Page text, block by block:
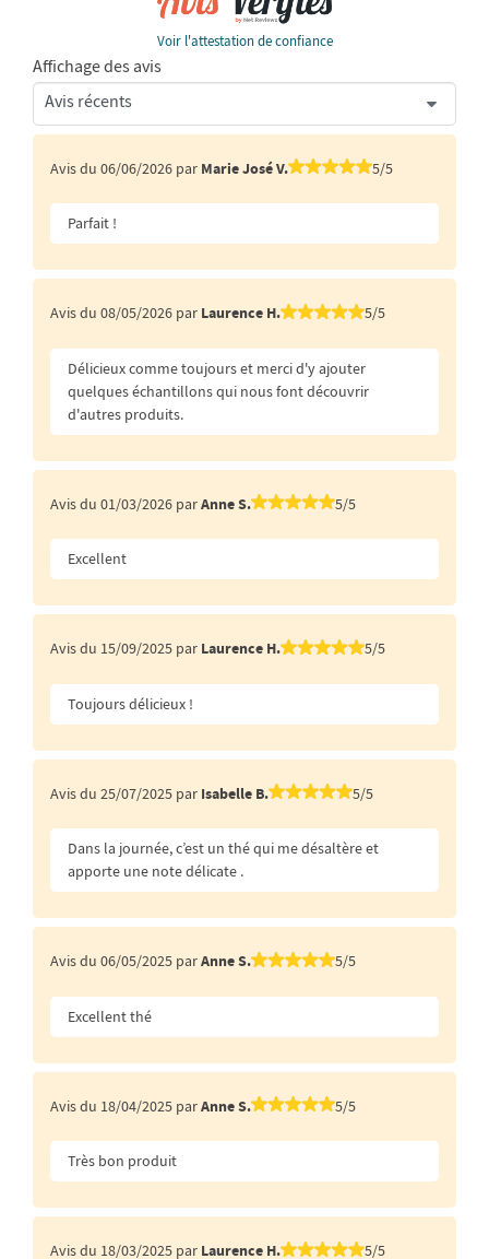
Voir l'attestation de confiance
Affichage des avis
Avis du 06/06/2026 par Marie José V. 5/5
Parfait !
Avis du 08/05/2026 par Laurence H. 5/5
Délicieux comme toujours et merci d'y ajouter
quelques échantillons qui nous font découvrir
d'autres produits.
Avis du 01/03/2026 parAnne S. 5/5
Excellent
Avis du 15/09/2025 par Laurence H. 5/5
Toujours délicieux !
Avis du 25/07/2025 par Isabelle B. 5/5
Dans la journée, c’est un thé qui me désaltère et
apporte une note délicate .
Avis du 06/05/2025 parAnne S. 5/5
Excellent thé
Avis du 18/04/2025 parAnne S. 5/5
Très bon produit
Avis du 18/03/2025 par Laurence H. 5/5